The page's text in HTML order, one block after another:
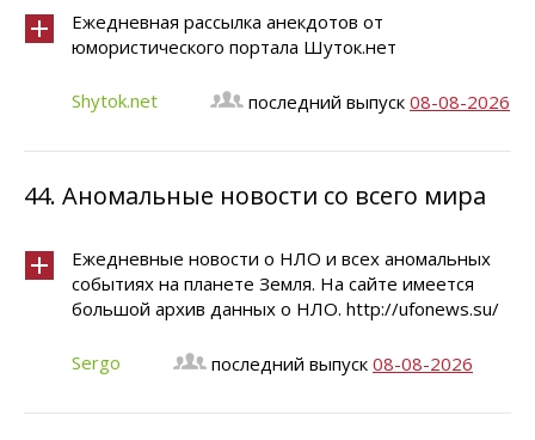
Ежедневная рассылка анекдотов от
юмористического портала Шуток.нет
Shytok.net последний выпуск 08-08-2026
44. Аномальные новости со всего мира
Ежедневные новости о НЛО и всех аномальных
событиях на планете Земля. На сайте имеется
большой архив данных о НЛО. http://ufonews.su/
Sergo последний выпуск 08-08-2026